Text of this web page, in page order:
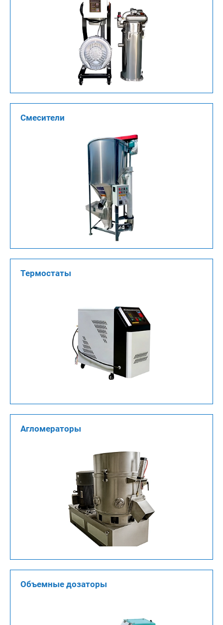
Смесители
Термостаты
Агломераторы
Объемные дозаторы